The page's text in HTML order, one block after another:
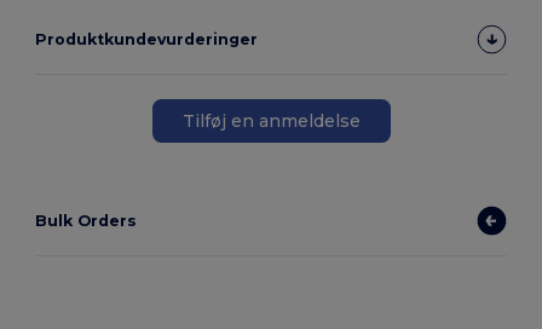
Produktkundevurderinger
Tilføj en anmeldelse
Bulk Orders